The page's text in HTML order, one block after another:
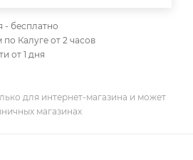
- бесплатно
Калуге от 2 часов
от 1 дня
для интернет-магазина и может
магазинах